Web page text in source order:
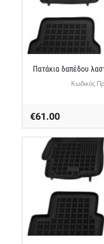
Πατάκια δαπέδου
Κωδικός
€61.00